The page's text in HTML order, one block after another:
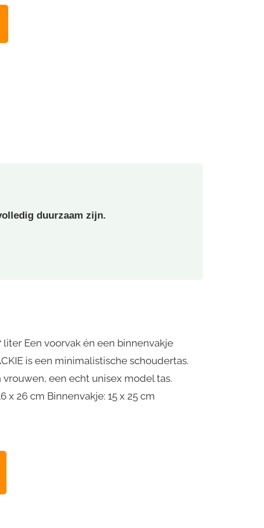
duurzaam zijn.
liter Een voorvak én een binnenvakje
is een minimalistische schoudertas.
een echt unisex model tas.
26 cm Binnenvakje: 15 x 25 cm